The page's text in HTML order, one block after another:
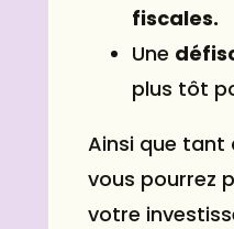
fiscales.
Une
plus tôt
Ainsi que tant
vous pourrez
votre